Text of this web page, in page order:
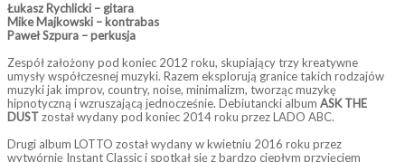
Łukasz Rychlicki – gitara
Mike Majkowski – kontrabas
Paweł Szpura – perkusja
Zespół założony pod koniec 2012 roku, skupiający trzy kreatywne
umysły współczesnej muzyki. Razem eksplorują granice takich rodzajów
muzyki jak improv, country, noise, minimalizm, tworząc muzykę
hipnotyczną i wzruszającą jednocześnie. Debiutancki album ASK THE
DUSTzostał wydany pod koniec 2014 roku przez LADO ABC.
Drugi album LOTTO został wydany w kwietniu 2016 roku przez
wytwórnię Instant Classic i spotkał się z bardzo ciepłym przyjęciem